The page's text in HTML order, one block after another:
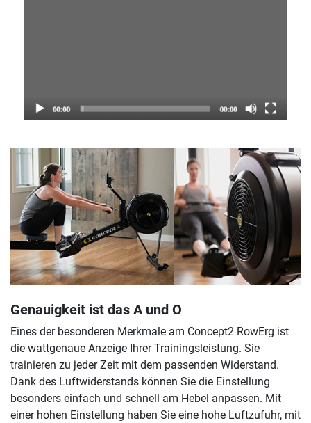
Genauigkeit ist das A und O
Eines der besonderen Merkmale am Concept2 RowErg ist
die wattgenaue Anzeige Ihrer Trainingsleistung. Sie
trainieren zu jeder Zeit mit dem passenden Widerstand.
Dank des Luftwiderstands können Sie die Einstellung
besonders einfach und schnell am Hebel anpassen. Mit
einer hohen Einstellung haben Sie eine hohe Luftzufuhr, mit